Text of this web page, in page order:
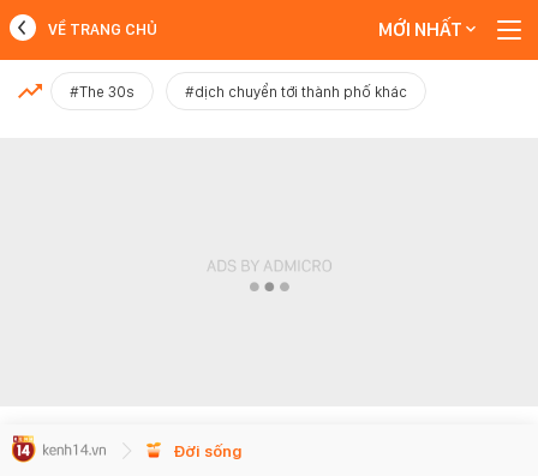
MỚI NHẤT
VỀ TRANG CHỦ MỚI NHẤT
#The 30s #dịch chuyển tới thành phố khác
Đời sống